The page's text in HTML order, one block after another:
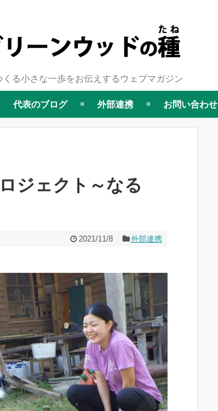
くる小さな一歩をお伝えするウェブマガジン
代表のブログ 外部連携 お問い合わせ
ジェクト～なる
2021/11/8 外部連携